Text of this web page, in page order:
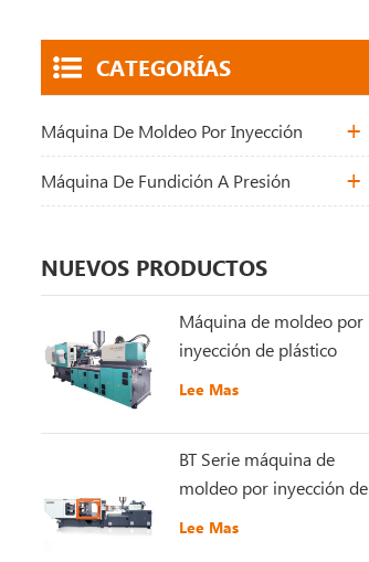
CATEGORÍAS
Máquina De Moldeo Por Inyección
Máquina De Fundición A Presión
NUEVOS PRODUCTOS
Máquina de moldeo por
inyección de plástico
GT5-LS200S
Lee Mas
BT Serie máquina de
moldeo por inyección de
plástico de alta
Lee Mas